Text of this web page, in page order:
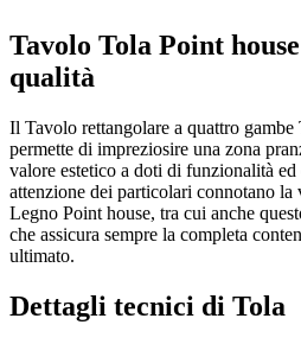
Tavolo Tola Point
qualità
Il Tavolo rettangolare a quattro gambe
permette di impreziosire una zona
valore estetico a doti di funzionalità
attenzione dei particolari connotano
Legno Point house, tra cui anche
che assicura sempre la completa
ultimato.
Dettagli tecnici di Tola